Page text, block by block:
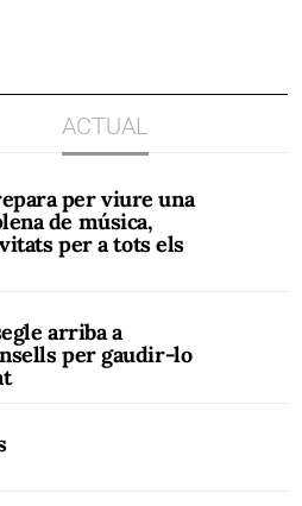
ACTUAL
per viure una
de música,
per a tots els
arriba a
per gaudir-lo